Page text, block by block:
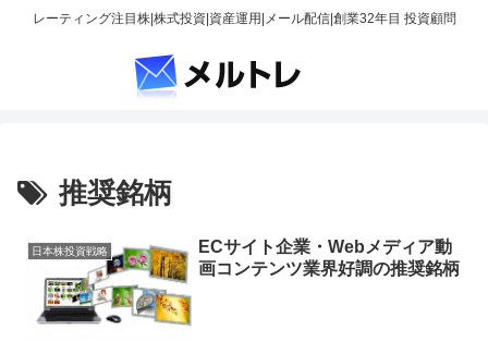
レーティング注目株|株式投資|資産運用|メール配信|創業32年目 投資顧問
推奨銘柄
日本株投資戦略
ECサイト企業・Webメディア動
画コンテンツ業界好調の推奨銘柄